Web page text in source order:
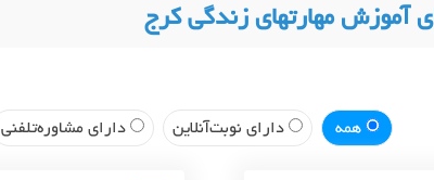
آموزش مهارتهای زندگی کرج
همه دارای نوبت‌آنلاین دارای مشاوره‌تلفنی